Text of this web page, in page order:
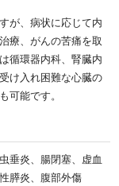
が、病状に応じて内
療、がんの苦痛を取
循環器内科、腎臓内
け入れ困難な心臓の
可能です。
垂炎、腸閉塞、虚血
膵炎、腹部外傷